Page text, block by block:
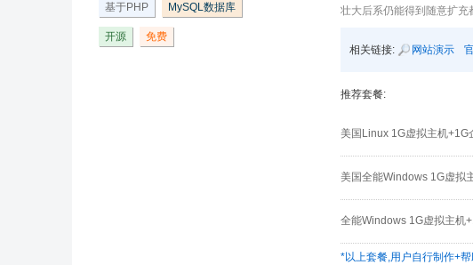
基于PHP MySQL数据库
开源 免费
壮大后系仍能得到随意扩充
相关链接: 网站演示
推荐套餐:
美国Linux 1G虚拟主机
美国全能Windows 1G虚拟
全能Windows 1G虚拟主机
*以上套餐,用户自行制作+